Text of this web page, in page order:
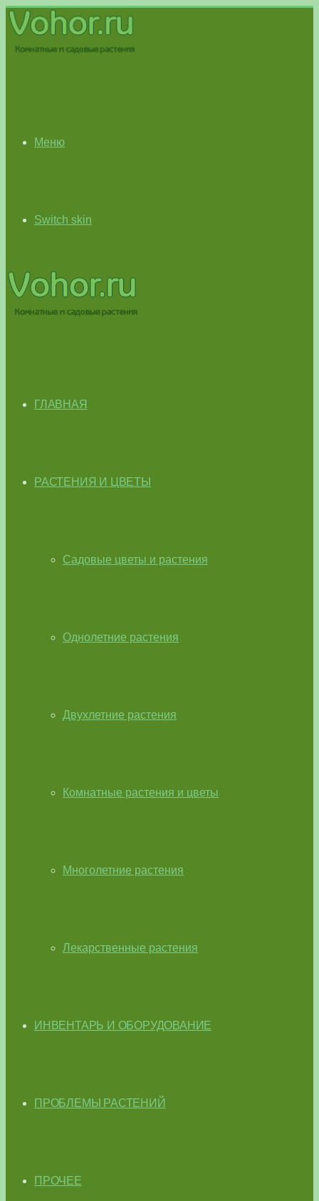
Меню
Switch skin
ГЛАВНАЯ
РАСТЕНИЯ И ЦВЕТЫ
Садовые цветы и растения
Однолетние растения
Двухлетние растения
Комнатные растения и цветы
Многолетние растения
Лекарственные растения
ИНВЕНТАРЬ И ОБОРУДОВАНИЕ
ПРОБЛЕМЫ РАСТЕНИЙ
ПРОЧЕЕ